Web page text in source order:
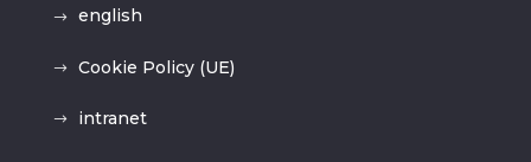
english
Cookie Policy (UE)
intranet